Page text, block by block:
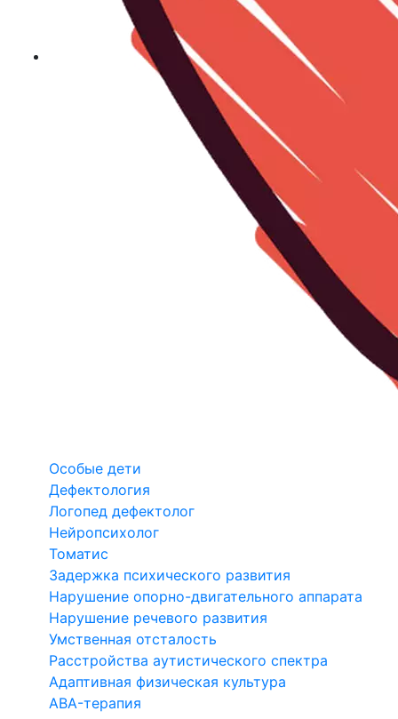
Особые дети
Дефектология
Логопед дефектолог
Нейропсихолог
Томатис
Задержка психического развития
Нарушение опорно-двигательного аппарата
Нарушение речевого развития
Умственная отсталость
Расстройства аутистического спектра
Адаптивная физическая культура
ABA-терапия